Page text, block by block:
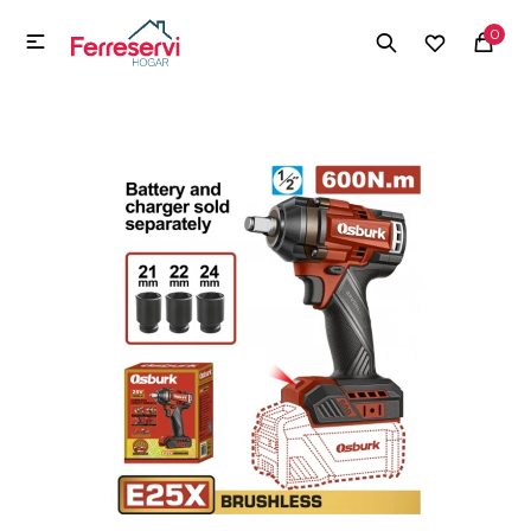
0

MI CUENTA
Herramientas y Construcción
Electrodomésticos
Tecnología
Deportes